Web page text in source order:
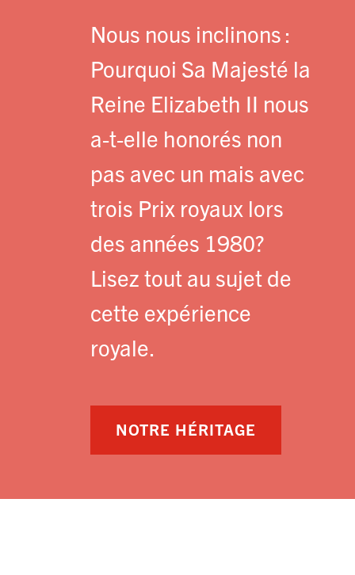
Nous nous inclinons :
Pourquoi Sa Majesté la
Reine Elizabeth II nous
a-t-elle honorés non
pas avec un mais avec
trois Prix royaux lors
des années 1980?
Lisez tout au sujet de
cette expérience
royale.
NOTRE HÉRITAGE